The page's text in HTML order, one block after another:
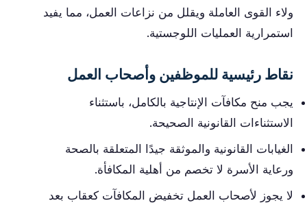
ولاء القوى العاملة ويقلل من نزاعات العمل، مما يفيد
استمرارية العمليات اللوجستية.
نقاط رئيسية للموظفين وأصحاب العمل
يجب منح مكافآت الإنتاجية بالكامل، باستثناء
الاستثناءات القانونية الصحيحة.
الغيابات القانونية والموثقة جيدًا المتعلقة بالصحة
ورعاية الأسرة لا تخصم من أهلية المكافأة.
لا يجوز لأصحاب العمل تخفيض المكافآت كعقاب بعد